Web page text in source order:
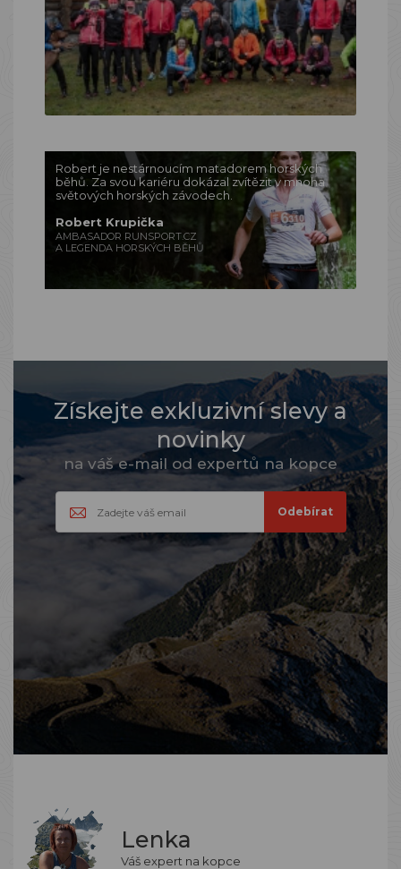
Robert je nestárnoucím matadorem horských
běhů. Za svou kariéru dokázal zvítězit v mnoha
světových horských závodech.
Robert Krupička
AMBASADOR RUNSPORT.CZ
A LEGENDA HORSKÝCH BĚHŮ
Získejte exkluzivní slevy a
novinky
na váš e-mail od expertů na kopce
Lenka
Váš expert na kopce